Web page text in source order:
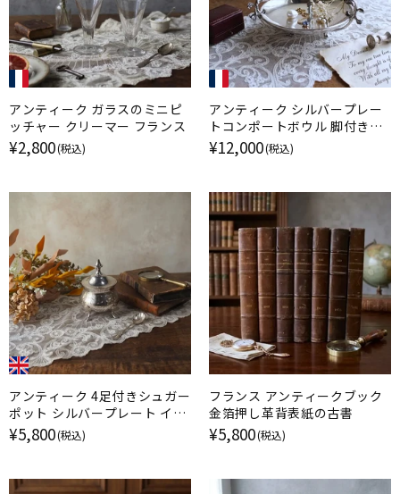
アンティーク ガラスのミニピ
ッチャー クリーマー フランス
¥2,800(税込)
アンティーク シルバープレー
トコンポートボウル 脚付きデ
ィッシュ フランス
¥12,000(税込)
アンティーク 4足付きシュガー
ポット シルバープレート イギ
リス
¥5,800(税込)
フランス アンティークブック
金箔押し革背表紙の古書
¥5,800(税込)